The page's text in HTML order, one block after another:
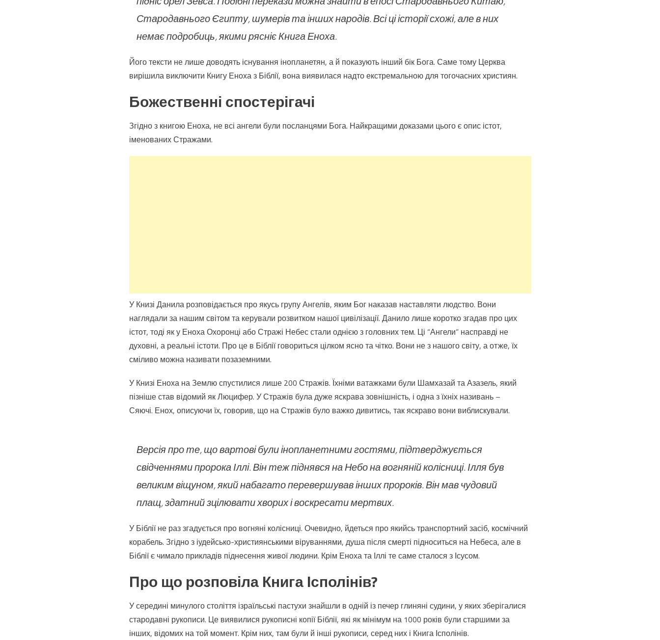
Стародавнього Єгипту, шумерів та інших народів. Всі ці історії схожі, але в них
немає подробиць, якими рясніє Книга Еноха.
Його тексти не лише доводять існування інопланетян, а й показують інший бік Бога. Саме тому Церква
вирішила виключити Книгу Еноха з Біблії, вона виявилася надто екстремальною для тогочасних християн.
Божественні спостерігачі
Згідно з книгою Еноха, не всі ангели були посланцями Бога. Найкращими доказами цього є опис істот,
іменованих Стражами.
У Книзі Данила розповідається про якусь групу Ангелів, яким Бог наказав наставляти людство. Вони
наглядали за нашим світом та керували розвитком нашої цивілізації. Данило лише коротко згадав про цих
істот, тоді як у Еноха Охоронці або Стражі Небес стали однією з головних тем. Ці “Ангели” насправді не
духовні, а реальні істоти. Про це в Біблії говориться цілком ясно та чітко. Вони не з нашого світу, а отже, їх
сміливо можна називати позаземними.
У Книзі Еноха на Землю спустилися лише 200 Стражів. Їхніми ватажками були Шамхазай та Азазель, який
пізніше став відомий як Люцифер. У Стражів була дуже яскрава зовнішність, і одна з їхніх називань –
Сяючі. Енох, описуючи їх, говорив, що на Стражів було важко дивитись, так яскраво вони виблискували.
Версія про те, що вартові були інопланетними гостями, підтверджується
свідченнями пророка Іллі. Він теж піднявся на Небо на вогняній колісниці. Ілля був
великим віщуном, який набагато перевершував інших пророків. Він мав чудовий
плащ, здатний зцілювати хворих і воскресати мертвих.
У Біблії не раз згадується про вогняні колісниці. Очевидно, йдеться про якийсь транспортний засіб, космічний
корабель. Згідно з іудейсько-християнськими віруваннями, душа після смерті підноситься на Небеса, але в
Біблії є чимало прикладів піднесення живої людини. Крім Еноха та Іллі те саме сталося з Ісусом.
Про що розповіла Книга Ісполінів?
У середині минулого століття ізраїльські пастухи знайшли в одній із печер глиняні судини, у яких зберігалися
стародавні рукописи. Це виявилися рукописні копії Біблії, які як мінімум на 1000 років були старшими за
інших, відомих на той момент. Крім них, там були й інші рукописи, серед них і Книга Ісполінів.